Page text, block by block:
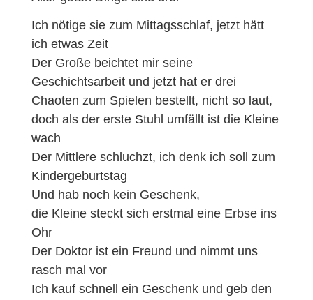
Ich nötige sie zum Mittagsschlaf, jetzt hätt
ich etwas Zeit
Der Große beichtet mir seine
Geschichtsarbeit und jetzt hat er drei
Chaoten zum Spielen bestellt, nicht so laut,
doch als der erste Stuhl umfällt ist die Kleine
wach
Der Mittlere schluchzt, ich denk ich soll zum
Kindergeburtstag
Und hab noch kein Geschenk,
die Kleine steckt sich erstmal eine Erbse ins
Ohr
Der Doktor ist ein Freund und nimmt uns
rasch mal vor
Ich kauf schnell ein Geschenk und geb den